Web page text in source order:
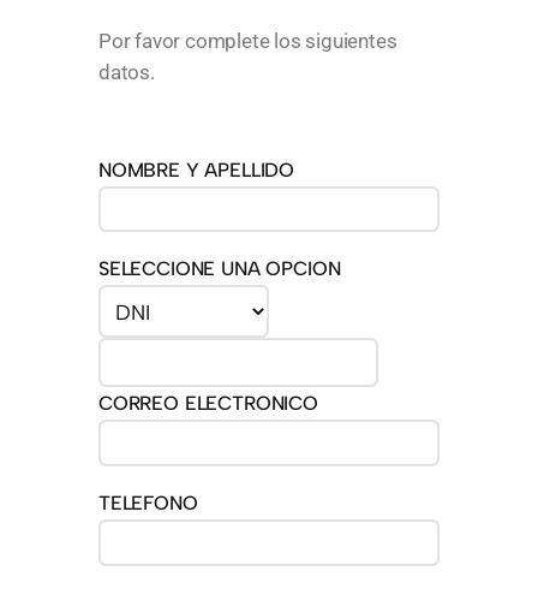
Por favor complete los siguientes
datos.
NOMBRE Y APELLIDO
SELECCIONE UNA OPCION
CORREO ELECTRONICO
TELEFONO